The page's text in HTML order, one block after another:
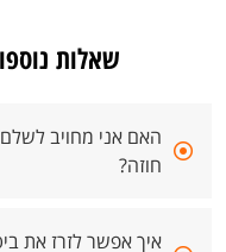
שאלות
האם אני מחויב
חוזה?
איך אפשר לזרז את